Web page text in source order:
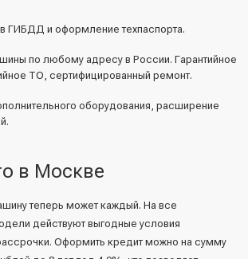
в ГИБДД и оформление техпаспорта.
по любому адресу в России. Гарантийное
ТО, сертифицированный ремонт.
оборудования, расширение
в Москве
теперь может каждый. На все
действуют выгодные условия
Оформить кредит можно на сумму